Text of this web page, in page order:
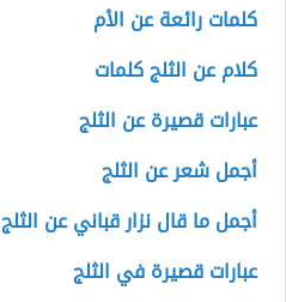
كلمات رائعة عن الأم
كلام عن الثلج كلمات
عبارات قصيرة عن الثلج
أجمل شعر عن الثلج
أجمل ما قال نزار قباني عن الثلج
عبارات قصيرة في الثلج